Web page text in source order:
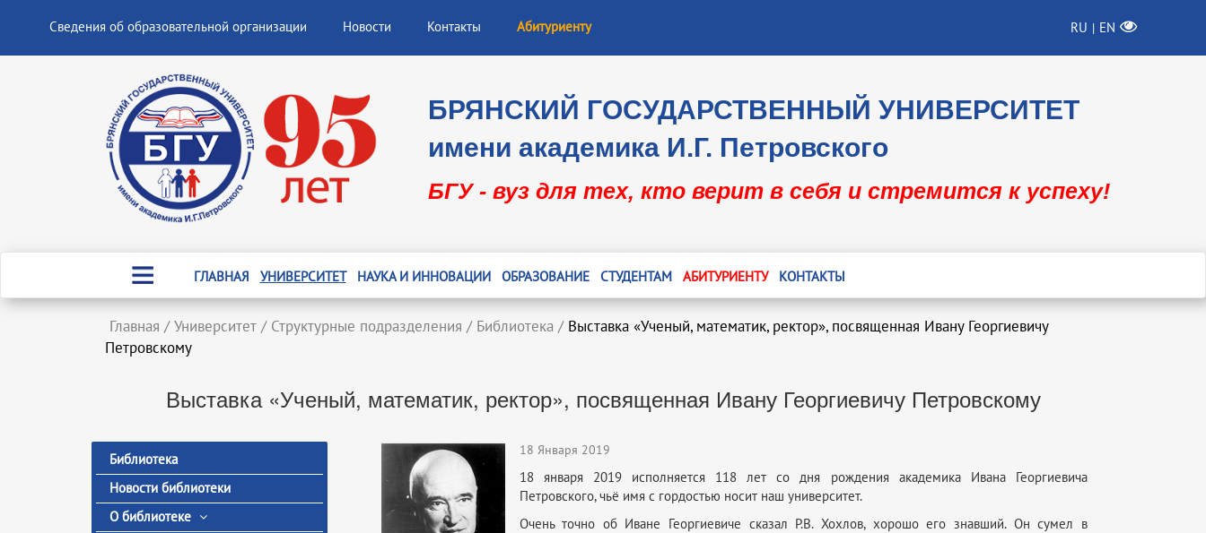
Сведения об образовательной организации Новости Контакты Абитуриенту RU | EN
БРЯНСКИЙ ГОСУДАРСТВЕННЫЙ УНИВЕРСИТЕТ
имени академика И.Г. Петровского
БГУ - вуз для тех, кто верит в себя и стремится к успеху!
ГЛАВНАЯ УНИВЕРСИТЕТ НАУКА И ИННОВАЦИИ ОБРАЗОВАНИЕ СТУДЕНТАМ АБИТУРИЕНТУ КОНТАКТЫ
Главная / Университет / Структурные подразделения / Библиотека / Выставка «Ученый, математик, ректор», посвященная Ивану Георгиевичу
Петровскому
Выставка «Ученый, математик, ректор», посвященная Ивану Георгиевичу Петровскому
Библиотека
Новости библиотеки
О библиотеке
18 Января 2019
18 января 2019 исполняется 118 лет со дня рождения академика Ивана Георгиевича
Петровского, чьё имя с гордостью носит наш университет.
Очень точно об Иване Георгиевиче сказал Р.В. Хохлов, хорошо его знавший. Он сумел в